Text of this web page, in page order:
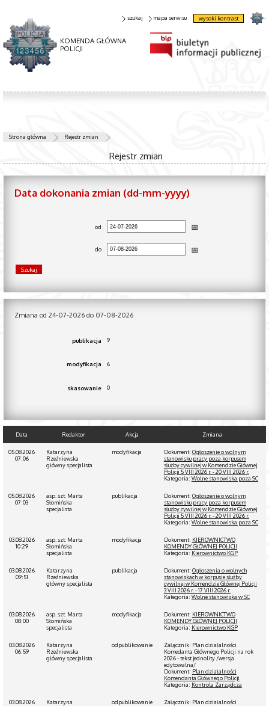
KOMENDA GŁÓWNA
POLICJI
szukaj mapa serwisu wysoki kontrast -
Strona główna Rejestr zmian
Rejestr zmian
Data dokonania zmian (dd-mm-yyyy)
od
do
Zmiana od 24-07-2026 do 07-08-2026
publikacja 9
modyfikacja 6
skasowanie 0
Data Redaktor Akcja Zmiana
05.08.2026
07:06
Katarzyna
Rzeźniewska
główny specjalista
modyfikacja Dokument: Ogłoszenie o wolnym
stanowisku pracy poza korpusem
służby cywilnej w Komendzie Głównej
Policji 5 VIII 2026 r. - 20 VIII 2026 r.
Kategoria: Wolne stanowiska poza SC
05.08.2026
07:03
asp. szt. Marta
Słomińska
specjalista
publikacja Dokument: Ogłoszenie o wolnym
stanowisku pracy poza korpusem
służby cywilnej w Komendzie Głównej
Policji 5 VIII 2026 r. - 20 VIII 2026 r.
Kategoria: Wolne stanowiska poza SC
03.08.2026
10:29
asp. szt. Marta
Słomińska
specjalista
modyfikacja Dokument: KIEROWNICTWO
KOMENDY GŁÓWNEJ POLICJI
Kategoria: Kierownictwo KGP
03.08.2026
09:51
Katarzyna
Rzeźniewska
główny specjalista
publikacja Dokument: Ogłoszenia o wolnych
stanowiskach w korpusie służby
cywilnej w Komendzie Głównej Policji
3 VIII 2026 r. - 17 VIII 2026 r.
Kategoria: Wolne stanowiska w SC
03.08.2026
08:00
asp. szt. Marta
Słomińska
specjalista
modyfikacja Dokument: KIEROWNICTWO
KOMENDY GŁÓWNEJ POLICJI
Kategoria: Kierownictwo KGP
03.08.2026
06:59
Katarzyna
Rzeźniewska
główny specjalista
odpublikowanie
Załącznik: Plan działalności
Komedanta Głównego Policji na rok
2026 - tekst jednolity /wersja
edytowalna/
Dokument: Plan działalności
Komendanta Głównego Policji
Kategoria: Kontrola Zarządcza
03.08.2026
Katarzyna
odpublikowanie
Załącznik: Plan działalności